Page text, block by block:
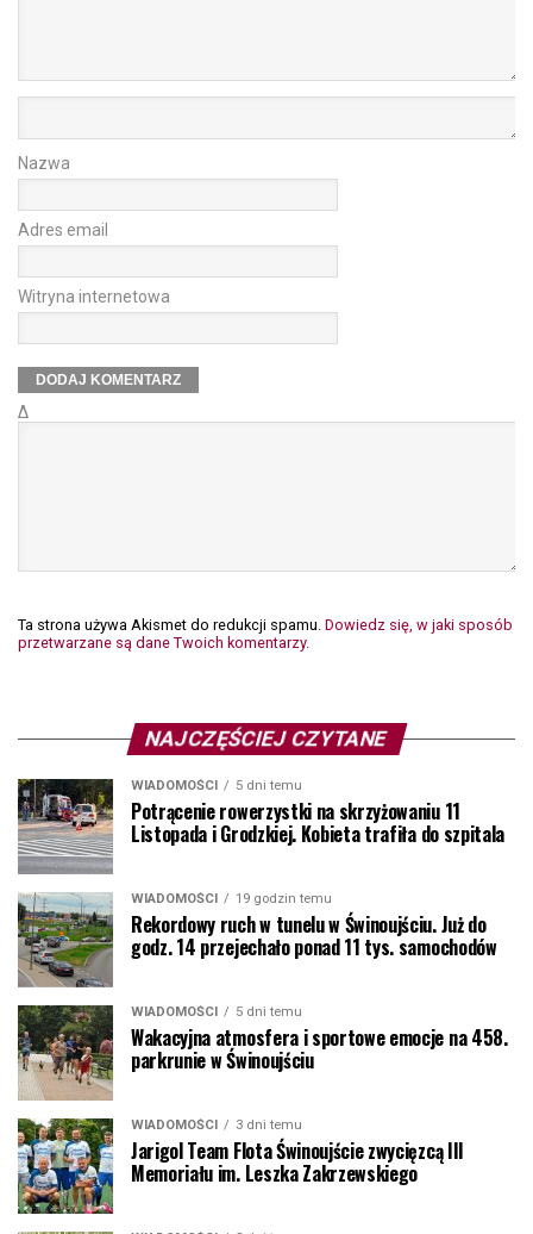
Nazwa
Adres email
Witryna internetowa
Δ
Ta strona używa Akismet do redukcji spamu. Dowiedz się, w jaki sposób
przetwarzane są dane Twoich komentarzy.
NAJCZĘŚCIEJ CZYTANE
WIADOMOŚCI 5 dni temu
Potrącenie rowerzystki na skrzyżowaniu 11
Listopada i Grodzkiej. Kobieta trafiła do szpitala
WIADOMOŚCI 19 godzin temu
Rekordowy ruch w tunelu w Świnoujściu. Już do
godz. 14 przejechało ponad 11 tys. samochodów
WIADOMOŚCI 5 dni temu
Wakacyjna atmosfera i sportowe emocje na 458.
parkrunie w Świnoujściu
WIADOMOŚCI 3 dni temu
Jarigol Team Flota Świnoujście zwycięzcą III
Memoriału im. Leszka Zakrzewskiego